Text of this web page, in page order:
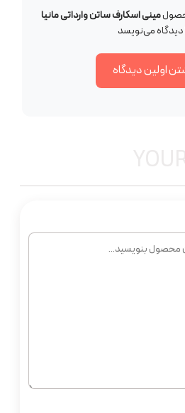
مینی اسکارف ساتن وارداتی مانیا
دیدگاه می‌نویسد
اولین دیدگاه